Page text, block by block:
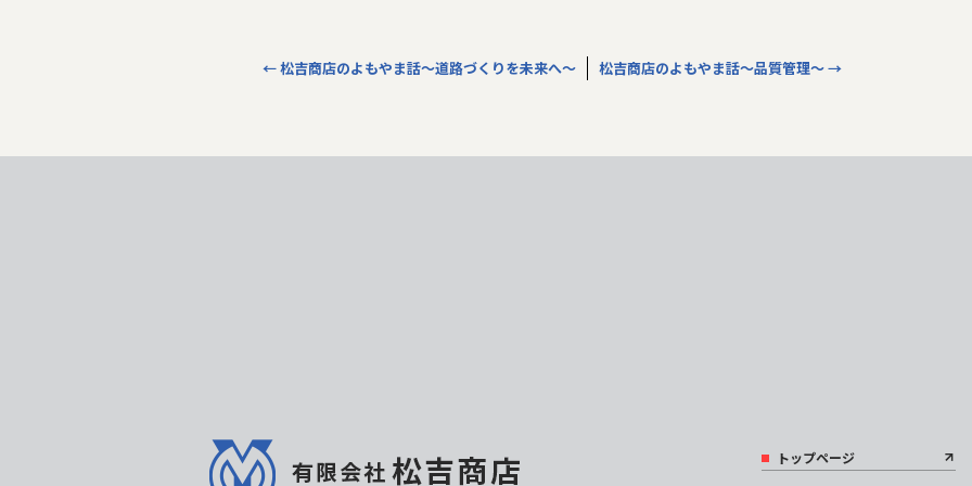
←松吉商店のよもやま話～道路づくりを未来へ～ 松吉商店のよもやま話～品質管理～→
トップページ